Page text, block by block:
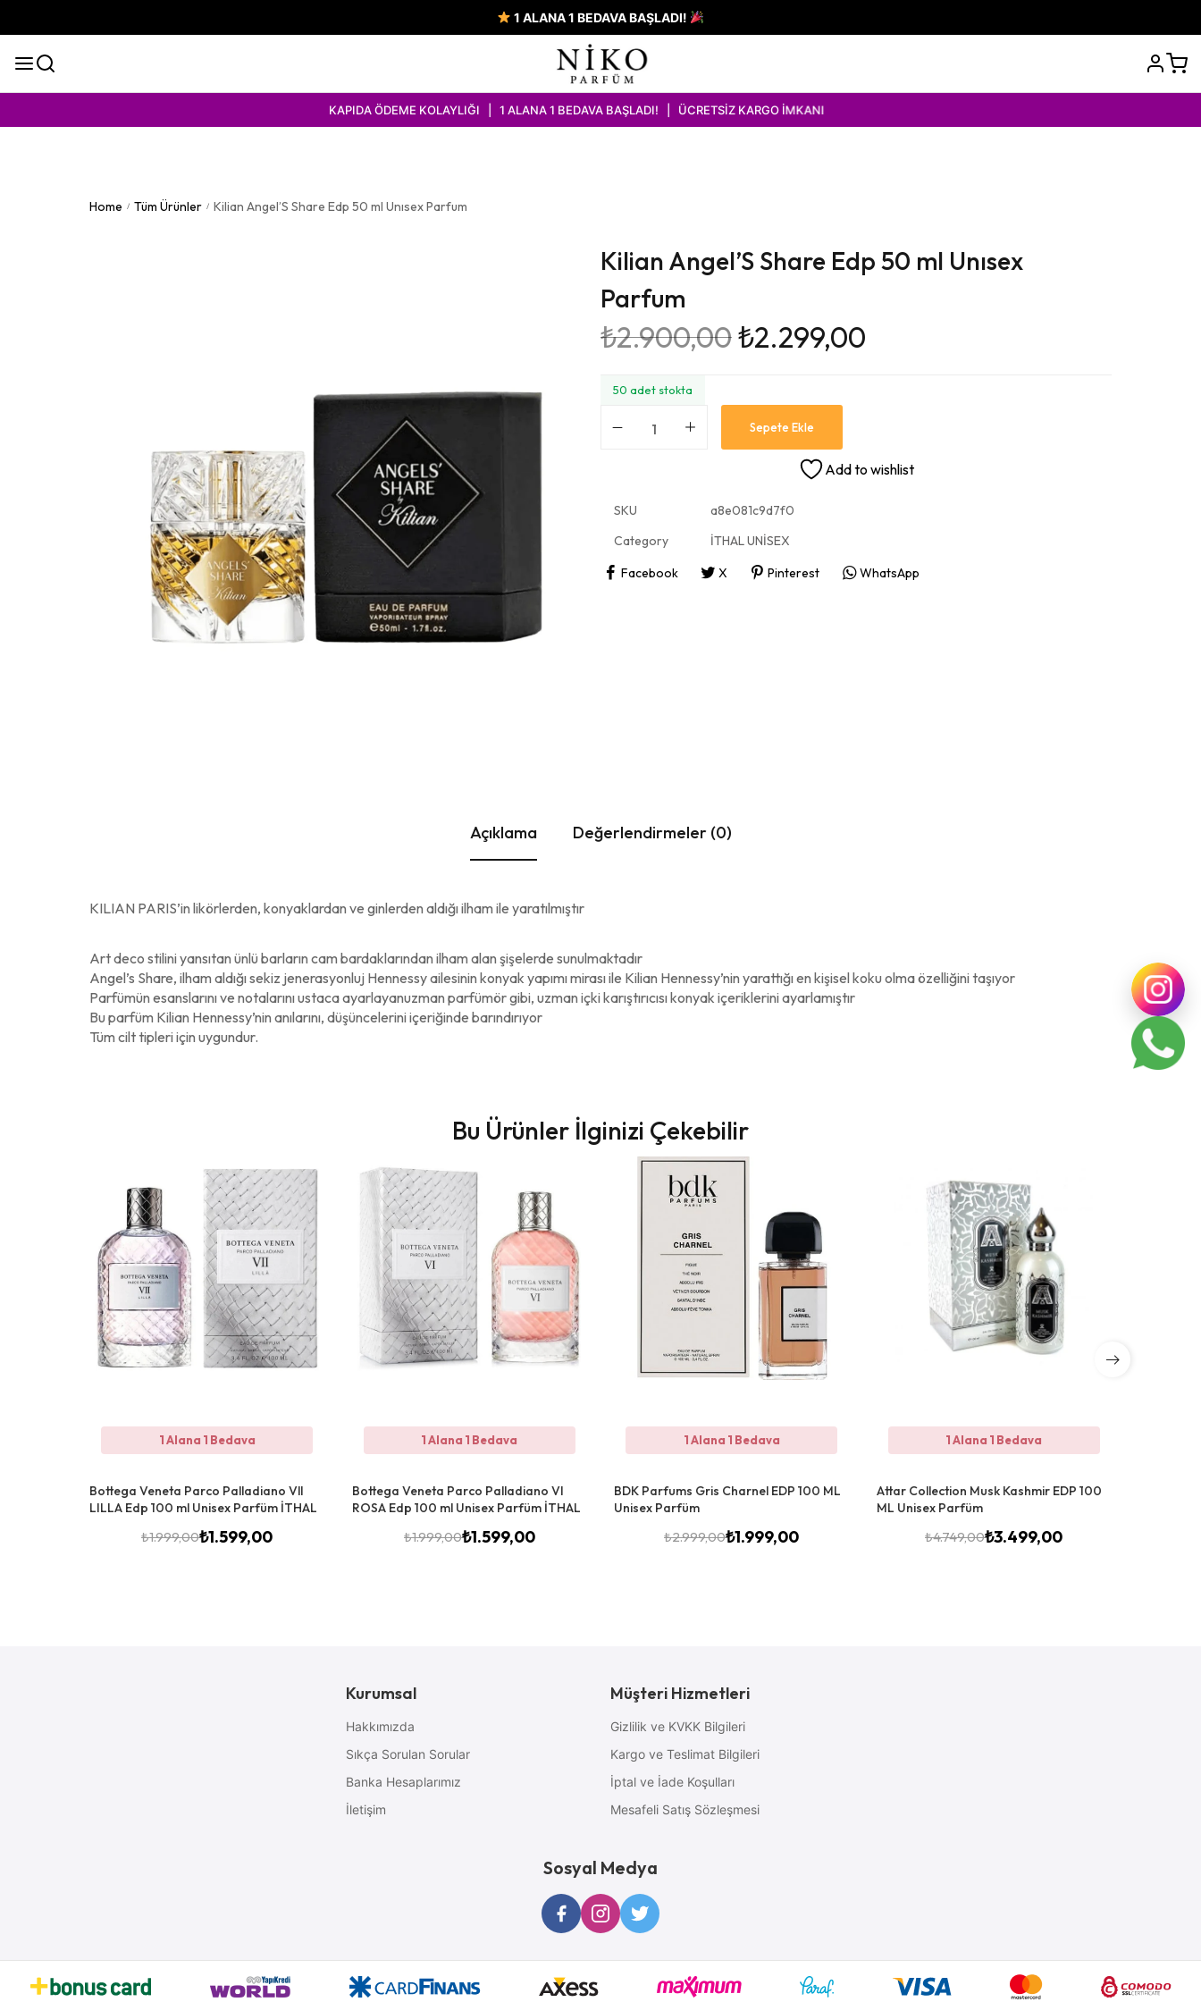
1 ALANA 1 BEDAVA BAŞLADI!
KAPIDA ÖDEME KOLAYLIĞI | 1 ALANA 1 BEDAVA BAŞLADI! | ÜCRETSİZ KARGO İMKANI
Home / Tüm Ürünler / Kilian Angel’S Share Edp 50 ml Unısex Parfum
Kilian Angel’S Share Edp 50 ml Unısex
Parfum
₺2.900,00₺2.299,00
50 adet stokta
Sepete Ekle
Add to wishlist
SKU
a8e081c9d7f0
Category
İTHAL UNİSEX
Facebook
X Pinterest WhatsApp
Açıklama Değerlendirmeler (0)
KILIAN PARIS’in likörlerden, konyaklardan ve ginlerden aldığı ilham ile yaratılmıştır
Art deco stilini yansıtan ünlü barların cam bardaklarından ilham alan şişelerde sunulmaktadır
Angel’s Share, ilham aldığı sekiz jenerasyonluj Hennessy ailesinin konyak yapımı mirası ile Kilian Hennessy’nin yarattığı en kişisel koku olma özelliğini taşıyor
Parfümün esanslarını ve notalarını ustaca ayarlayanuzman parfümör gibi, uzman içki karıştırıcısı konyak içeriklerini ayarlamıştır
Bu parfüm Kilian Hennessy’nin anılarını, düşüncelerini içeriğinde barındırıyor
Tüm cilt tipleri için uygundur.
Bu Ürünler İlginizi Çekebilir
1 Alana 1 Bedava
Bottega Veneta Parco Palladiano Vll
LILLA Edp 100 ml Unisex Parfüm İTHAL
₺1.999,00₺1.599,00
1 Alana 1 Bedava
Bottega Veneta Parco Palladiano Vl
ROSA Edp 100 ml Unisex Parfüm İTHAL
₺1.999,00₺1.599,00
1 Alana 1 Bedava
BDK Parfums Gris Charnel EDP 100 ML
Unisex Parfüm
₺2.999,00₺1.999,00
1 Alana 1 Bedava
Attar Collection Musk Kashmir EDP 100
ML Unisex Parfüm
₺4.749,00₺3.499,00
Kurumsal
Hakkımızda
Sıkça Sorulan Sorular
Banka Hesaplarımız
İletişim
Müşteri Hizmetleri
Gizlilik ve KVKK Bilgileri
Kargo ve Teslimat Bilgileri
İptal ve İade Koşulları
Mesafeli Satış Sözleşmesi
Sosyal Medya